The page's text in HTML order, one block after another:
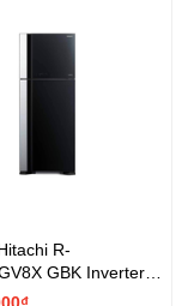
R-
GBK Inverter
hãng